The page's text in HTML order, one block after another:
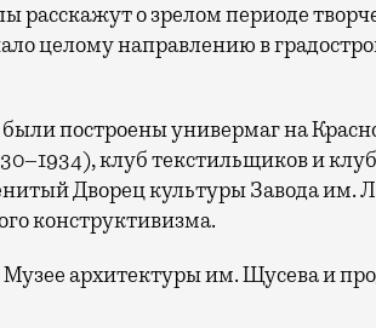
расскажут о зрелом периоде
целому направлению в
построены универмаг на
клуб текстильщиков и
Дворец культуры Завода им.
конструктивизма.
Музее архитектуры им. Щусева и